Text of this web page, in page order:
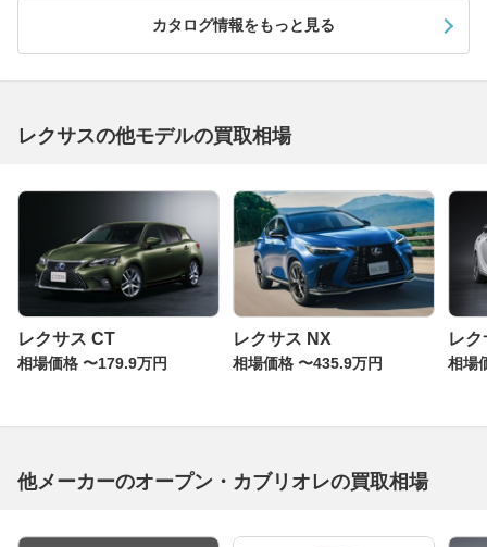
カタログ情報をもっと見る
レクサスの他モデルの買取相場
レクサス CT
相場価格 〜179.9万円
レクサス NX
相場価格 〜435.9万円
レ
相場
他メーカーのオープン・カブリオレの買取相場